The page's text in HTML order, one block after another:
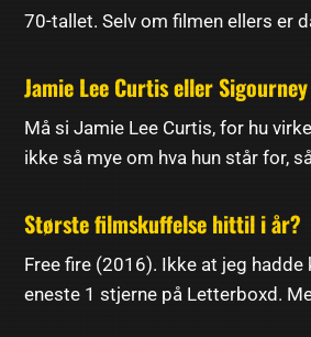
70-tallet. Selv om filmen ellers er
Jamie Lee Curtis eller Sigourney
Må si Jamie Lee Curtis, for hu
ikke så mye om hva hun står for,
Største filmskuffelse hittil i år?
Free fire (2016). Ikke at jeg
eneste 1 stjerne på Letterboxd.